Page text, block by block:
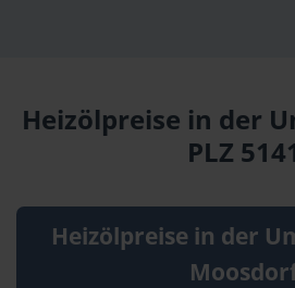
Heizölpreise in der
PLZ
Heizölpreise in der